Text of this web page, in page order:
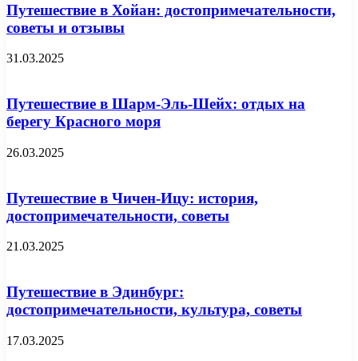
Путешествие в Хойан: достопримечательности,
советы и отзывы
31.03.2025
Путешествие в Шарм-Эль-Шейх: отдых на
берегу Красного моря
26.03.2025
Путешествие в Чичен-Ицу: история,
достопримечательности, советы
21.03.2025
Путешествие в Эдинбург:
достопримечательности, культура, советы
17.03.2025